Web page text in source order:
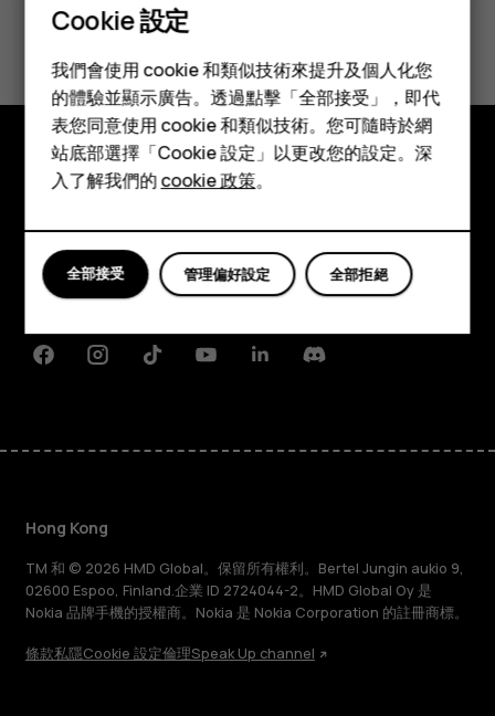
智慧型手機
功能型手機
配件
平板電腦
是 否
探索
關於
Planet and people
FacebookInstagramTiktokYoutubeLinkedinDiscord
Hong Kong
TM 和 © 2026 HMD Global。保留所有權利。Bertel Jungin aukio 9,
02600 Espoo, Finland.企業 ID 2724044-2。HMD Global Oy 是
Nokia 品牌手機的授權商。Nokia 是 Nokia Corporation 的註冊商標。
條款私隱Cookie 設定倫理Speak Up channel
Cookie 設定
我們會使用 cookie 和類似技術來提升及個人化您
的體驗並顯示廣告。透過點擊「全部接受」，即代
表您同意使用 cookie 和類似技術。您可隨時於網
站底部選擇「Cookie 設定」以更改您的設定。深
入了解我們的cookie 政策。
全部拒絕
管理偏好設定
全部接受